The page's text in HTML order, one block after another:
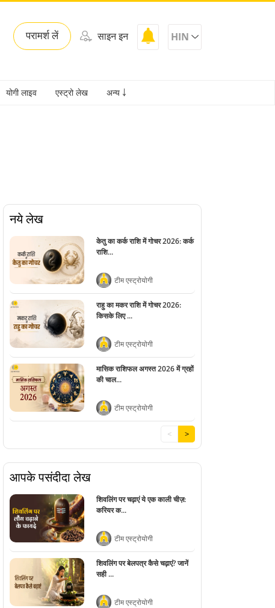
परामर्श लें साइन इन HIN
योगी लाइव एस्ट्रो लेख अन्य ￬
नये लेख
केतु का कर्क राशि में गोचर 2026: कर्क
राशि...
टीम एस्ट्रोयोगी
राहु का मकर राशि में गोचर 2026:
किसके लिए ...
टीम एस्ट्रोयोगी
मासिक राशिफल अगस्त 2026 में ग्रहों
की चाल...
टीम एस्ट्रोयोगी
< >
आपके पसंदीदा लेख
शिवलिंग पर चढ़ाएं ये एक काली चीज़:
करियर क...
टीम एस्ट्रोयोगी
शिवलिंग पर बेलपत्र कैसे चढ़ाएं? जानें
सही ...
टीम एस्ट्रोयोगी